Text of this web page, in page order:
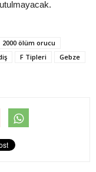
2000 ölüm orucu
F Tipleri
Gebze